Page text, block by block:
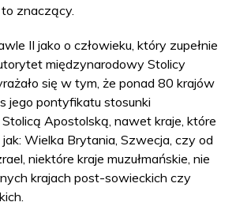
znaczący.
II jako o człowieku, który zupełnie
międzynarodowy Stolicy
się w tym, że ponad 80 krajów
jego pontyfikatu stosunki
Apostolską, nawet kraje, które
jak: Wielka Brytania, Szwecja, czy od
niektóre kraje muzułmańskie, nie
krajach post-sowieckich czy